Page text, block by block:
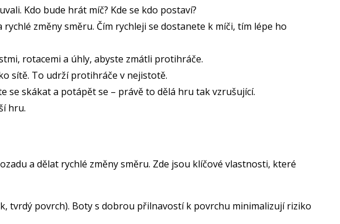
Kdo bude hrát míč? Kde se kdo postaví?
změny směru. Čím rychleji se dostanete k míči, tím lépe ho
rotacemi a úhly, abyste zmátli protihráče.
sítě. To udrží protihráče v nejistotě.
se skákat a potápět se – právě to dělá hru tak vzrušující.
hru.
a dělat rychlé změny směru. Zde jsou klíčové vlastnosti, které
tvrdý povrch). Boty s dobrou přilnavostí k povrchu minimalizují riziko